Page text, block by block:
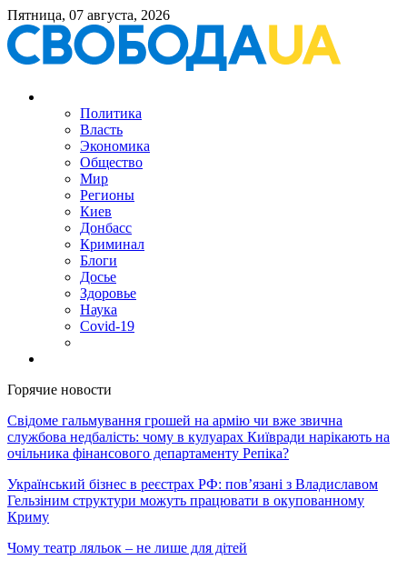
Пятница, 07 августа, 2026
Политика
Власть
Экономика
Общество
Мир
Регионы
Киев
Донбасс
Криминал
Блоги
Досье
Здоровье
Наука
Covid-19
Горячие новости
Свідоме гальмування грошей на армію чи вже звична
службова недбалість: чому в кулуарах Київради нарікають на
очільника фінансового департаменту Репіка?
Український бізнес в реєстрах РФ: пов’язані з Владиславом
Гельзіним структури можуть працювати в окупованному
Криму
Чому театр ляльок – не лише для дітей